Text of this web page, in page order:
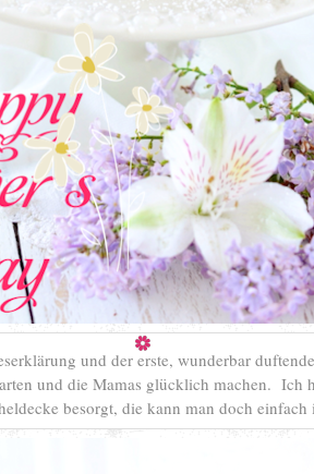
und der erste, wunderbar
und die Mamas glücklich machen. Ich
besorgt, die kann man doch einfach